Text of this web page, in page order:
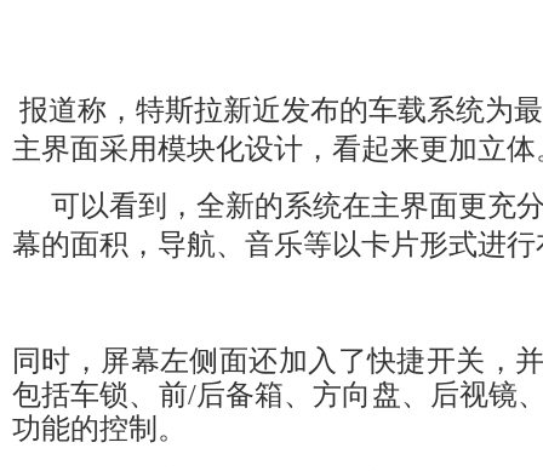
报道称，特斯拉新近发布的车载系统为
主界面采用模块化设计，看起来更加立体
可以看到，全新的系统在主界面更充
幕的面积，导航、音乐等以卡片形式进
同时，屏幕左侧面还加入了快捷开关，
包括车锁、前/后备箱、方向盘、后视镜
功能的控制。